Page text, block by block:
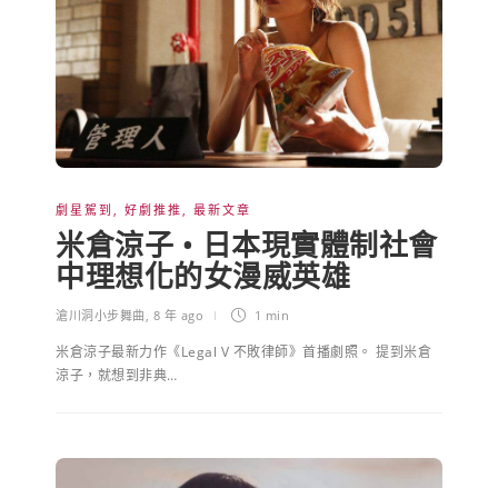
劇星駕到 好劇推推 最新文章
米倉涼子 • 日本現實體制社會
中理想化的女漫威英雄
滄川洞小步舞曲 8 年 ago 1 min
米倉涼子最新力作《Legal V 不敗律師》首播劇照。 提到米倉
涼子，就想到非典…